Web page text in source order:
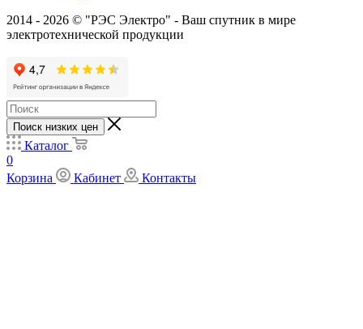
2014 - 2026 © "РЭС Электро" - Ваш спутник в мире
электротехнической продукции
Поиск низких цен
Каталог
0
Корзина
Кабинет Контакты